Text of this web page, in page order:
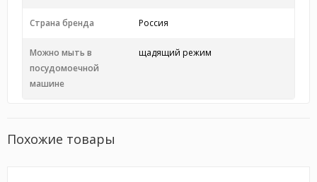
Страна бренда Россия
Можно мыть в
посудомоечной
машине
щадящий режим
Похожие товары